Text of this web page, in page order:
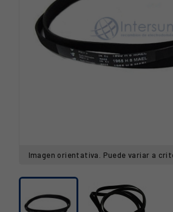
Imagen orientativa. Puede variar a